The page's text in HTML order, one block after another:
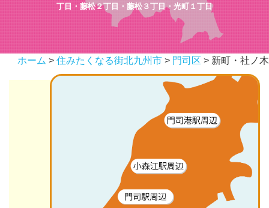
丁目・藤松２丁目・藤松３丁目・光町１丁目
ホーム > 住みたくなる街北九州市 > 門司区 > 新町・社ノ木